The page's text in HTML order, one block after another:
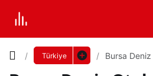
Türkiye
Bursa
Yazı